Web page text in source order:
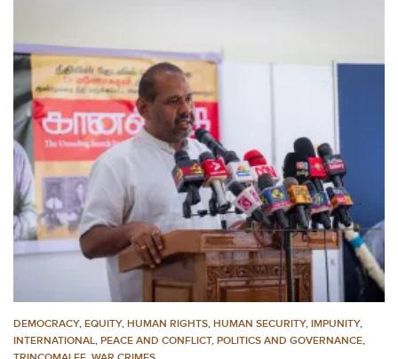
DEMOCRACY, EQUITY, HUMAN RIGHTS, HUMAN SECURITY, IMPUNITY,
INTERNATIONAL, PEACE AND CONFLICT, POLITICS AND GOVERNANCE,